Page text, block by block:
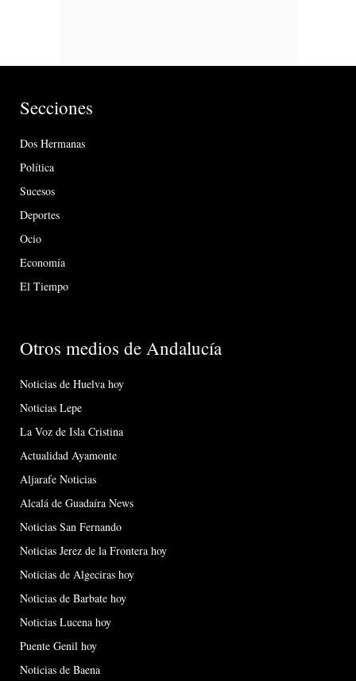
Secciones
Dos Hermanas
Política
Sucesos
Deportes
Ocio
Economía
El Tiempo
Otros medios de Andalucía
Noticias de Huelva hoy
Noticias Lepe
La Voz de Isla Cristina
Actualidad Ayamonte
Aljarafe Noticias
Alcalá de Guadaíra News
Noticias San Fernando
Noticias Jerez de la Frontera hoy
Noticias de Algeciras hoy
Noticias de Barbate hoy
Noticias Lucena hoy
Puente Genil hoy
Noticias de Baena